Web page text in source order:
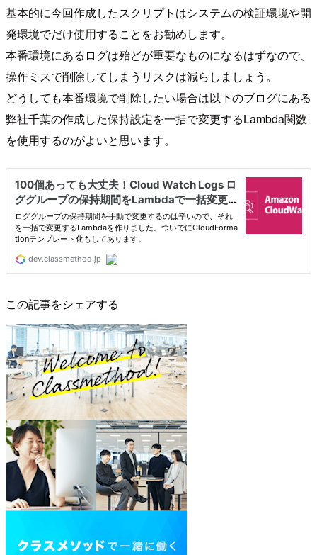
基本的に今回作成したスクリプトはシステムの検証環境や開
発環境でだけ使用することをお勧めします。
本番環境にあるログは殆どが重要なものになるはずなので、
操作ミスで削除してしまうリスクは減らしましょう。
どうしても本番環境で削除したい場合は以下のブログにある
弊社千葉の作成した保持設定を一括で変更するLambda関数
を使用するのがよいと思います。
この記事をシェアする